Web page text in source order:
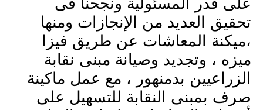
تحقيق العديد من الإنجازات ومنها
،ميكنة المعاشات عن طريق فيزا
ميزه ، وتجديد وصيانة مبنى نقابة
الزراعيين بدمنهور ، مع عمل ماكينة
صرف بمبنى النقابة للتسهيل على